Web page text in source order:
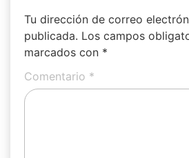
Tu dirección de correo
publicada. Los campos
marcados con *
Comentario *